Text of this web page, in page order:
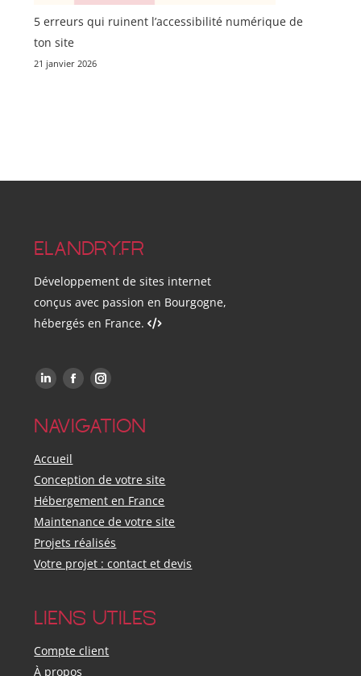
5 erreurs qui ruinent l’accessibilité numérique de
ton site
21 janvier 2026
ELANDRY.FR
Développement de sites internet
conçus avec passion en Bourgogne,
hébergés en France.
Trouvez-nous sur :
LinkedInFacebookInstagram
NAVIGATION
Accueil
Conception de votre site
Hébergement en France
Maintenance de votre site
Projets réalisés
Votre projet : contact et devis
LIENS UTILES
Compte client
À propos